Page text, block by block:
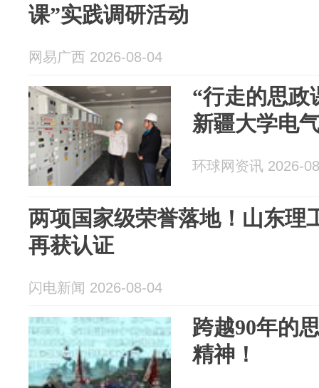
课”实践调研活动
网易广西 2026-08-04
“行走的思政
新疆大学电
环球网资讯 2026-
两项国家级荣誉落地！山东理
再获认证
闪电新闻 2026-08-04
跨越90年的
精神！